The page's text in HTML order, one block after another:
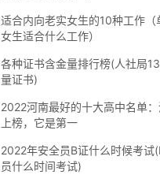
适合内向老实女生的10种工作（
女生适合什么工作）
各种证书含金量排行榜(人社局
量证书)
2022河南最好的十大高中名单
上榜，它是第一
2022年安全员B证什么时候考试
员什么时间考试)